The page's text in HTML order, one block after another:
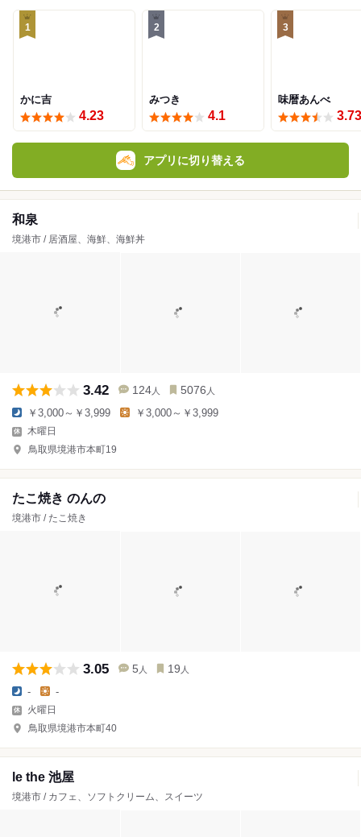
1
かに吉
4.23
2
みつき
4.1
3
味暦あんべ
3.73
アプリに切り替える
和泉
境港市 / 居酒屋、海鮮、海鮮丼
3.42 124 人 5076 人
￥3,000～￥3,999 ￥3,000～￥3,999
木曜日
鳥取県境港市本町19
たこ焼き のんの
境港市 / たこ焼き
3.05 5 人 19 人
- -
火曜日
鳥取県境港市本町40
le the 池屋
境港市 / カフェ、ソフトクリーム、スイーツ